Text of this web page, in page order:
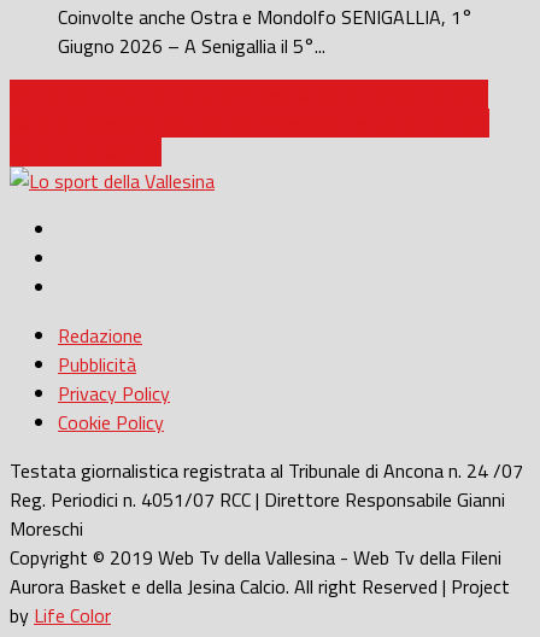
Coinvolte anche Ostra e Mondolfo SENIGALLIA, 1°
Giugno 2026 – A Senigallia il 5°...
Redazione
Pubblicità
Privacy Policy
Cookie Policy
Testata giornalistica registrata al Tribunale di Ancona n. 24 /07
Reg. Periodici n. 4051/07 RCC | Direttore Responsabile Gianni
Moreschi
Copyright © 2019 Web Tv della Vallesina - Web Tv della Fileni
Aurora Basket e della Jesina Calcio. All right Reserved | Project
by Life Color